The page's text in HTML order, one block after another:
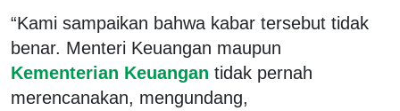
“Kami sampaikan bahwa kabar tersebut tidak
benar. Menteri Keuangan maupun
Kementerian Keuangan tidak pernah
merencanakan, mengundang,